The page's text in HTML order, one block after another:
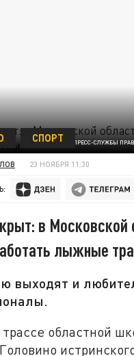
ФОТО ПРЕСС-СЛУЖБЫ
СПОРТ
23 НОЯБРЯ 11:30
в Московской
лыжные
выходят и
областной